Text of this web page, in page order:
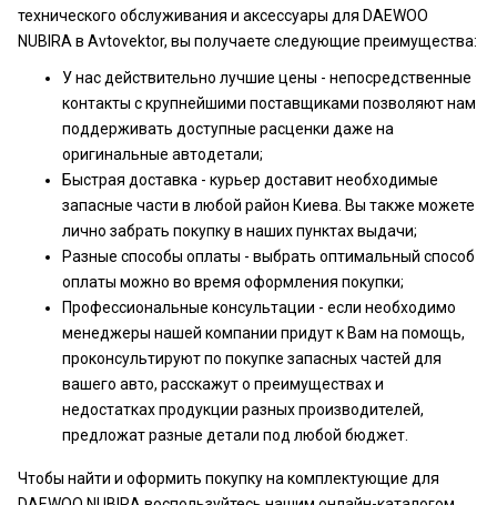
технического обслуживания и аксессуары для DAEWOO
NUBIRA в Avtovektor, вы получаете следующие преимущества:
У нас действительно лучшие цены - непосредственные
контакты с крупнейшими поставщиками позволяют нам
поддерживать доступные расценки даже на
оригинальные автодетали;
Быстрая доставка - курьер доставит необходимые
запасные части в любой район Киева. Вы также можете
лично забрать покупку в наших пунктах выдачи;
Разные способы оплаты - выбрать оптимальный способ
оплаты можно во время оформления покупки;
Профессиональные консультации - если необходимо
менеджеры нашей компании придут к Вам на помощь,
проконсультируют по покупке запасных частей для
вашего авто, расскажут о преимуществах и
недостатках продукции разных производителей,
предложат разные детали под любой бюджет.
Чтобы найти и оформить покупку на комплектующие для